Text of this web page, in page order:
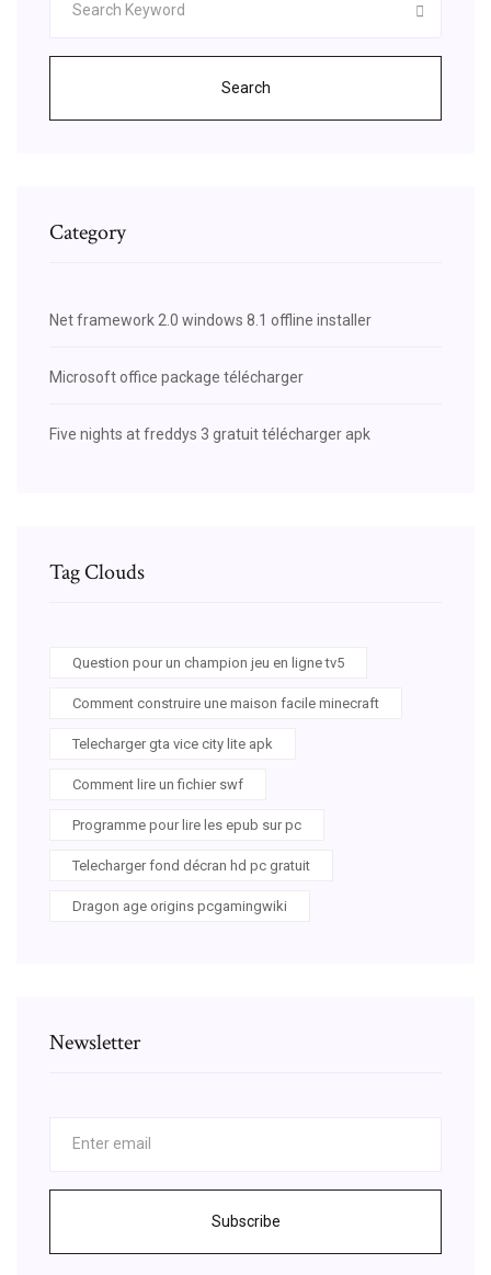
Search
Category
Net framework 2.0 windows 8.1 offline installer
Microsoft office package télécharger
Five nights at freddys 3 gratuit télécharger apk
Tag Clouds
Question pour un champion jeu en ligne tv5
Comment construire une maison facile minecraft
Telecharger gta vice city lite apk
Comment lire un fichier swf
Programme pour lire les epub sur pc
Telecharger fond décran hd pc gratuit
Dragon age origins pcgamingwiki
Newsletter
Subscribe